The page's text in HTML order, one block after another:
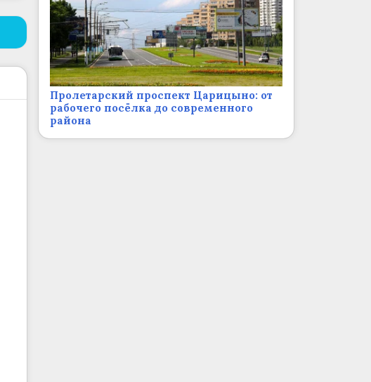
Пролетарский проспект Царицыно: от
рабочего посёлка до современного
района